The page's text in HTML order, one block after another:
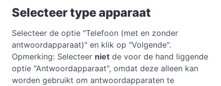
Selecteer type apparaat
Selecteer de optie "Telefoon (met en zonder
antwoordapparaat)" en klik op "Volgende".
Opmerking: Selecteer niet de voor de hand liggende
optie "Antwoordapparaat", omdat deze alleen kan
worden gebruikt om antwoordapparaten te